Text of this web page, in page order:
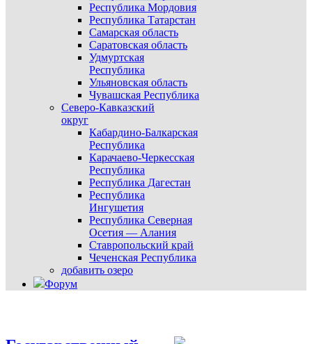
Республика Мордовия
Республика Татарстан
Самарская область
Саратовская область
Удмуртская
Республика
Ульяновская область
Чувашская Республика
Северо-Кавказский
округ
Кабардино-Балкарская
Республика
Карачаево-Черкесская
Республика
Республика Дагестан
Республика
Ингушетия
Республика Северная
Осетия — Алания
Ставропольский край
Чеченская Республика
добавить озеро
Форум